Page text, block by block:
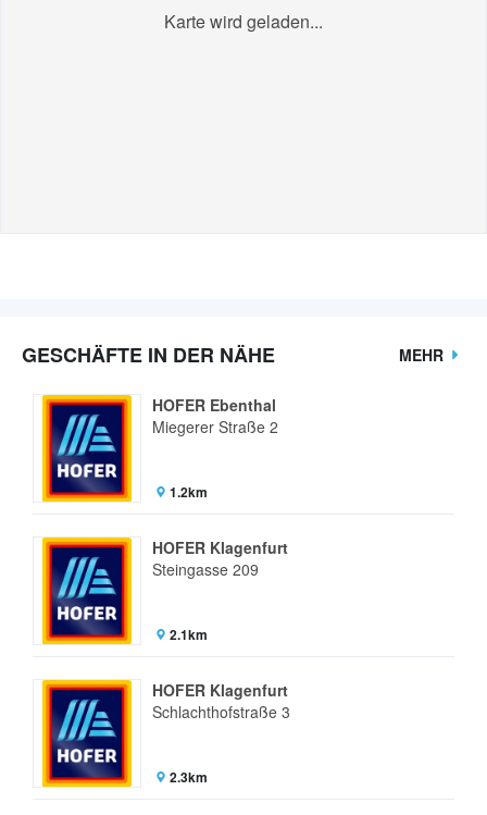
Karte wird geladen...
GESCHÄFTE IN DER NÄHE MEHR
HOFER Ebenthal
Miegerer Straße 2
1.2km
HOFER Klagenfurt
Steingasse 209
2.1km
HOFER Klagenfurt
Schlachthofstraße 3
2.3km